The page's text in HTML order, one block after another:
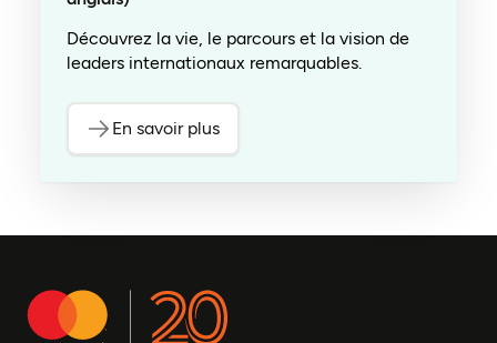
Découvrez la vie, le parcours et la vision de
leaders internationaux remarquables.
En savoir plus